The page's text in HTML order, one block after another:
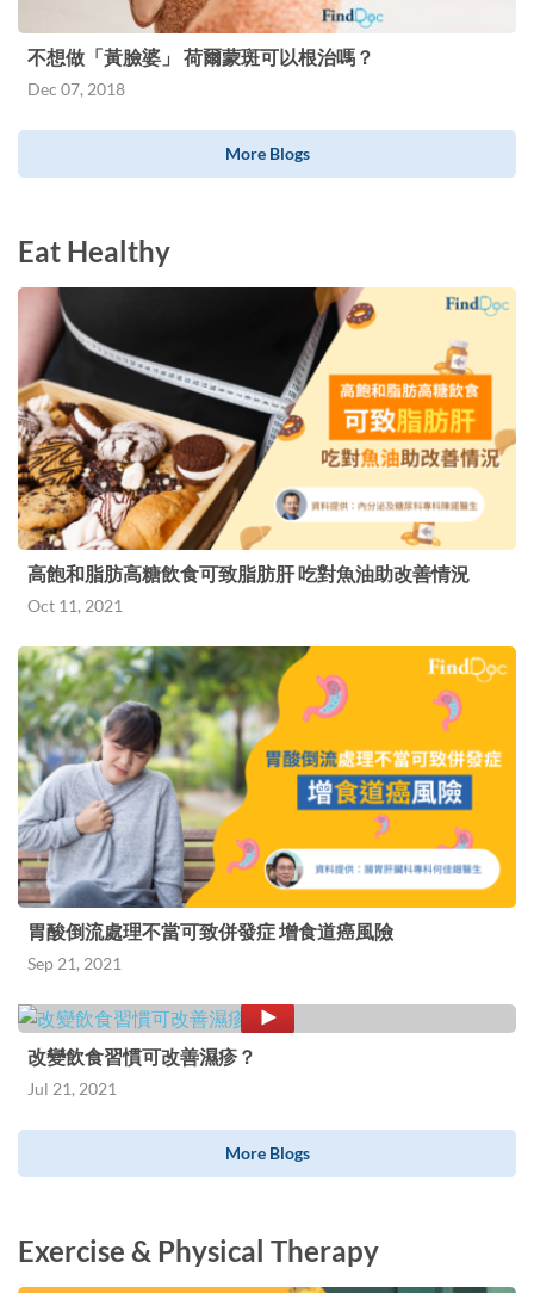
不想做「黃臉婆」 荷爾蒙斑可以根治嗎？
Dec 07, 2018
More Blogs
Eat Healthy
高飽和脂肪高糖飲食可致脂肪肝 吃對魚油助改善情況
Oct 11, 2021
胃酸倒流處理不當可致併發症 增食道癌風險
Sep 21, 2021
改變飲食習慣可改善濕疹？
Jul 21, 2021
More Blogs
Exercise & Physical Therapy